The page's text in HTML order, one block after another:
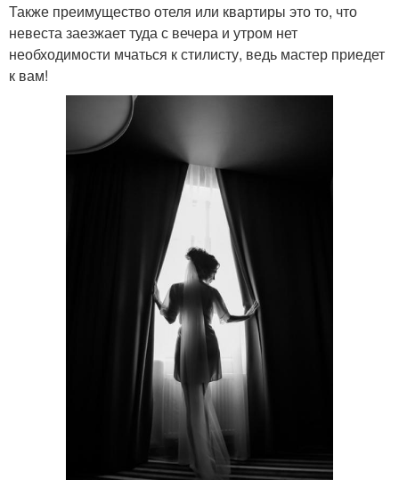
Также преимущество отеля или квартиры это то, что
невеста заезжает туда с вечера и утром нет
необходимости мчаться к стилисту, ведь мастер приедет
к вам!